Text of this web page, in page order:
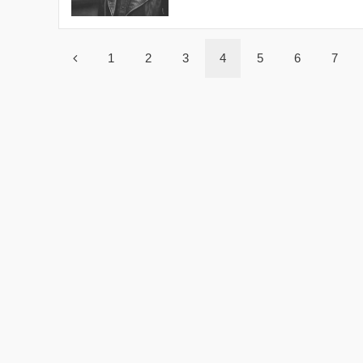
1 2 3 4 5 6 7